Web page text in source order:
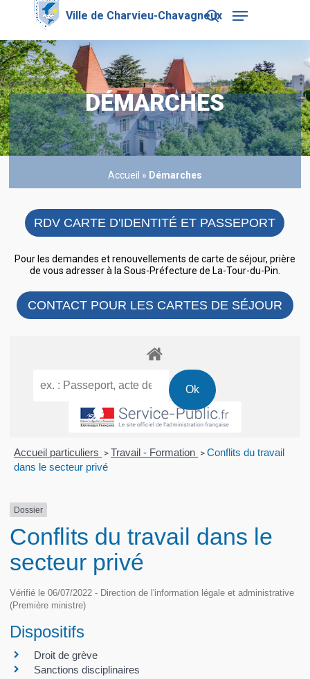
content
search
Menu
DÉMARCHES
Accueil » Démarches
RDV CARTE D'IDENTITÉ ET PASSEPORT
Pour les demandes et renouvellements de carte de séjour, prière
de vous adresser à la Sous-Préfecture de La-Tour-du-Pin.
CONTACT POUR LES CARTES DE SÉJOUR
Accueil particuliers > Travail - Formation > Conflits du travail
dans le secteur privé
Dossier
Conflits du travail dans le
secteur privé
Vérifié le 06/07/2022 - Direction de l'information légale et administrative
(Première ministre)
Dispositifs
Droit de grève
Sanctions disciplinaires
Close